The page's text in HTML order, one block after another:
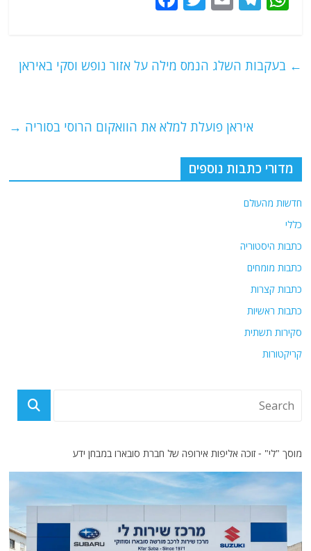
s
p
g
l
er
e
o
← בעקבות השלג הנמס מילה על אזור נופש וסקי באיראן
איראן פועלת למלא את הוואקום הרוסי בסוריה →
מדורי כתבות נוספים
חדשות מהעולם
כללי
כתבות היסטוריה
כתבות מומחים
כתבות קצרות
כתבות ראשיות
סקירות תשתית
קריקטורות
מוסך "לי" - זוכה אליפות אירופה של חברת סובארו במבחן ידע